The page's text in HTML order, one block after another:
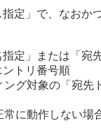
定」で、なおか
定」または「宛
ントリ番号順
ング対象の「宛先
常に動作しない場